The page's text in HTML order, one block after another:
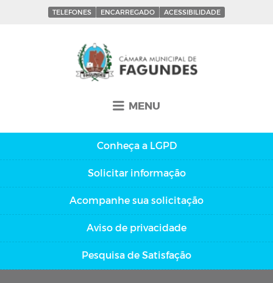
TELEFONES ENCARREGADO ACESSIBILIDADE
MENU
Conheça a LGPD
Solicitar informação
Acompanhe sua solicitação
Aviso de privacidade
Pesquisa de Satisfação